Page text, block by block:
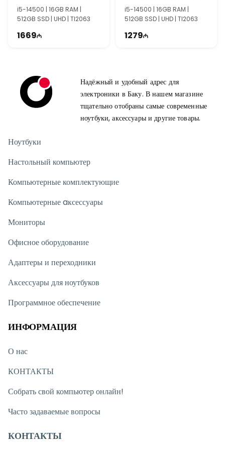
90PF05N1-M000S0
i5-14500 | 16GB RAM |
512GB SSD | UHD | TI2063
1669
90PF05N1-M006F0
i5-14500 | 16GB RAM |
512GB SSD | UHD | TI2063
1279
Надёжный и удобный адрес для
электроники в Баку. В нашем магазине
тщательно отобраны самые современные
ноутбуки, аксессуары и другие товары.
Ноутбуки
Настольный компьютер
Компьютерные комплектующие
Компьютерные aксессуары
Мониторы
Офисное оборудование
Адаптеры и переходники
Аксессуары для ноутбуков
Программное обеспечение
ИНФОРМАЦИЯ
О нас
КОНТАКТЫ
Собрать свой компьютер онлайн!
Часто задаваемые вопросы
КОНТАКТЫ